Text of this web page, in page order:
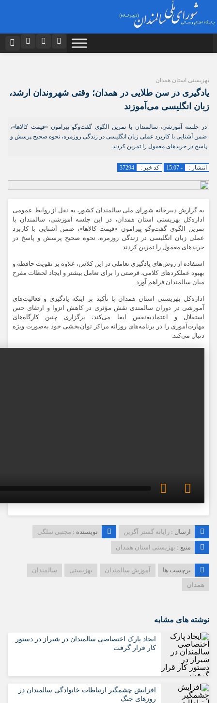
توییتر
آپارات رمز عبور
مرا به خاطر بسپار
بهزیستی استان همدان
یادگیری در سن طلایی در همدان؛ وقتی شهروندان ارشد،
زبان انگلیسی می‌آموزند
در جلسه آموزشی، سالمندان با تمرین الگوی گفت‌وگو پیرامون «قیمت کالاها»،
ضمن آشنایی با کاربرد عملی زبان انگلیسی در زندگی روزمره، نحوه صحیح پرسش و
پاسخ در خریدهای معمول را تمرین کردند.
انتشار : - 15:07 کد خبر : 37294
به گزارش دبیرخانه شورای ملی سالمندان کشور، به نقل از روابط عمومی
اداره‌کل بهزیستی استان همدان، در این جلسه آموزشی، سالمندان با
تمرین الگوی گفت‌وگو پیرامون «قیمت کالاها»، ضمن آشنایی با کاربرد
عملی زبان انگلیسی در زندگی روزمره، نحوه صحیح پرسش و پاسخ در
خریدهای معمول را تمرین کردند.
استفاده از روش‌های یادگیری تعاملی در این کلاس، علاوه بر تقویت حافظه و
بهبود عملکردهای کلامی، فرصتی را برای تعامل بیشتر و ایجاد لحظات مفرح
میان سالمندان فراهم آورد.
اداره‌کل بهزیستی استان همدان با تأکید بر اینکه یادگیری و فعالیت‌های
آموزشی در دوران سالمندی نقش مؤثری در کاهش انزوا و ارتقای حس
استقلال و اعتمادبه‌نفس ایفا می‌کند، برگزاری چنین کارگاه‌های
مهارت‌آموزی را در برنامه‌های روزانه مراکز توان‌بخشی خود به‌صورت ویژه
دنبال می‌کند.
ارسال : رایانه گستر آگرین نویسنده : مجتبی سلگی
منبع : بهزیستی استان همدان
برچسب ها آموزش سالمندان بهزیستی
سالمندان
همدان
نوشته های مشابه
ایجاد پارک اختصاصی سالمندان در شیراز در دستور
کار قرار گرفت
افزایش چشمگیر ارتباطات خانوادگی سالمندان در
روزهای جنگ
منتشر خواهد شد.
پیام هایی که حاوی تهمت یا افترا باشد منتشر نخواهد شد.
پیام هایی که به غیر از زبان فارسی یا غیر مرتبط باشد منتشر نخواهد شد.